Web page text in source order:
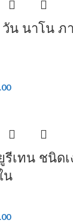
น นาโน ภ
เทน ชนิดเ
น